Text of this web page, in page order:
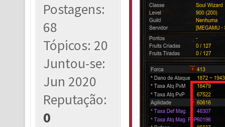
Postagens:
68
Tópicos: 20
Juntou-se:
Jun 2020
Reputação:
0